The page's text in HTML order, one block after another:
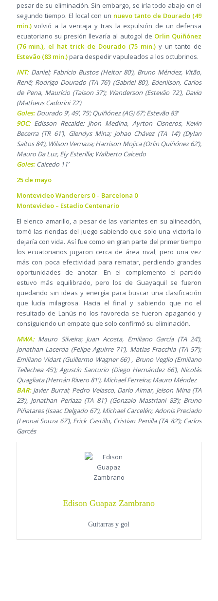
pesar de su eliminación. Sin embargo, se iría todo abajo en el
segundo tiempo. El local con un nuevo tanto de Dourado (49
min.)volvió a la ventaja y tras la expulsión de un defensa
ecuatoriano su presión llevaría al autogol de Orlin Quiñónez
(76 min.), el hat trick de Dourado (75 min.)y un tanto de
Estevão (83 min.)para despedir vapuleados a los octubrinos.
INT:Daniel; Fabricio Bustos (Heitor 80’), Bruno Méndez, Vitão,
Renê; Rodrigo Dourado (TA 76’) (Gabriel 80’), Edenilson, Carlos
de Pena, Maurício (Taison 37’); Wanderson (Estevão 72’), David
(Matheus Cadorini 72’)
Goles:Dourado 9’, 49’, 75’; Quiñónez (AG) 67’; Estevão 83’
9OC:Edisson Recalde; Jhon Medina, Ayrton Cisneros, Kevin
Becerra (TR 61’), Glendys Mina; Johao Chávez (TA 14’) (Dylan
Saltos 84’), Wilson Vernaza; Harrison Mojica (Orlin Quiñónez 62’),
Mauro Da Luz, Ely Esterilla; Walberto Caicedo
Goles:Caicedo 11’
25 de mayo
Montevideo Wanderers 0 – Barcelona 0
Montevideo – Estadio Centenario
El elenco amarillo, a pesar de las variantes en su alineación,
tomó las riendas del juego sabiendo que solo una victoria lo
dejaría con vida. Así fue como en gran parte del primer tiempo
los ecuatorianos jugaron cerca de área rival, pero una vez
más con poca efectividad para rematar, perdiendo grandes
oportunidades de anotar. En el complemento el partido
estuvo más equilibrado, pero los de Guayaquil se fueron
quedando sin ideas y energía para buscar una clasificación
que lucía milagrosa. Hacia el final y sabiendo que no el
resultado de Lanús no los favorecía se fueron apagando y
consiguiendo un empate que solo confirmó su eliminación.
MWA:Mauro Silveira; Juan Acosta, Emiliano García (TA 24’),
Jonathan Lacerda (Felipe Aguirre 71’), Matías Fracchia (TA 57’);
Emiliano Vidart (Guillermo Wagner 66’) , Bruno Veglio (Emiliano
Tellechea 45’); Agustín Santurio (Diego Hernández 66’), Nicolás
Quagliata (Hernán Rivero 81’), Michael Ferreira; Mauro Méndez
BAR:Javier Burrai; Pedro Velasco, Darío Aimar, Jeison Mina (TA
23’), Jonathan Perlaza (TA 81’) (Gonzalo Mastriani 83’); Bruno
Piñatares (Isaac Delgado 67’), Michael Carcelén; Adonis Preciado
(Leonai Souza 67’), Erick Castillo, Cristian Penilla (TA 82’); Carlos
Garcés
Edison Guapaz Zambrano
Guitarras y gol